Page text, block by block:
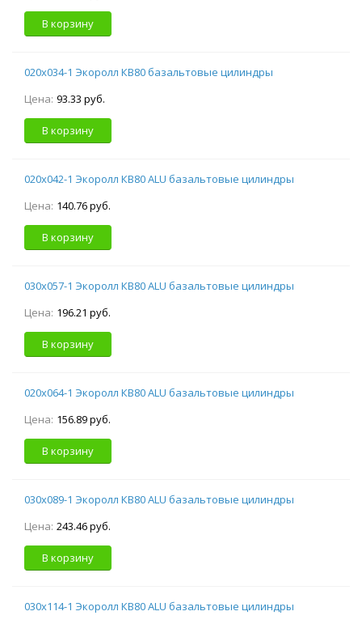
В корзину
020х034-1 Экоролл КВ80 базальтовые цилиндры
Цена: 93.33 руб.
В корзину
020х042-1 Экоролл КВ80 ALU базальтовые цилиндры
Цена: 140.76 руб.
В корзину
030х057-1 Экоролл КВ80 ALU базальтовые цилиндры
Цена: 196.21 руб.
В корзину
020х064-1 Экоролл КВ80 ALU базальтовые цилиндры
Цена: 156.89 руб.
В корзину
030х089-1 Экоролл КВ80 ALU базальтовые цилиндры
Цена: 243.46 руб.
В корзину
030х114-1 Экоролл КВ80 ALU базальтовые цилиндры